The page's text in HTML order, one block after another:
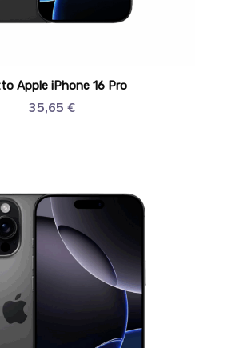
Apple iPhone 16 Pro
35,65 €